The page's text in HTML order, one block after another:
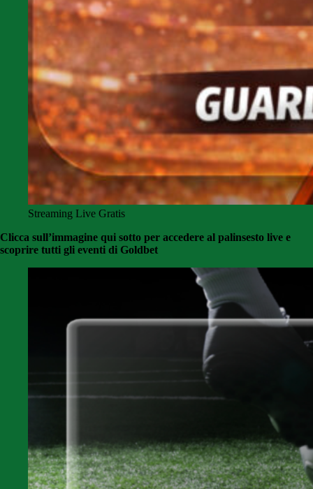
Streaming Live Gratis
Clicca sull’immagine qui sotto per accedere al palinsesto live e
scoprire tutti gli eventi di Goldbet